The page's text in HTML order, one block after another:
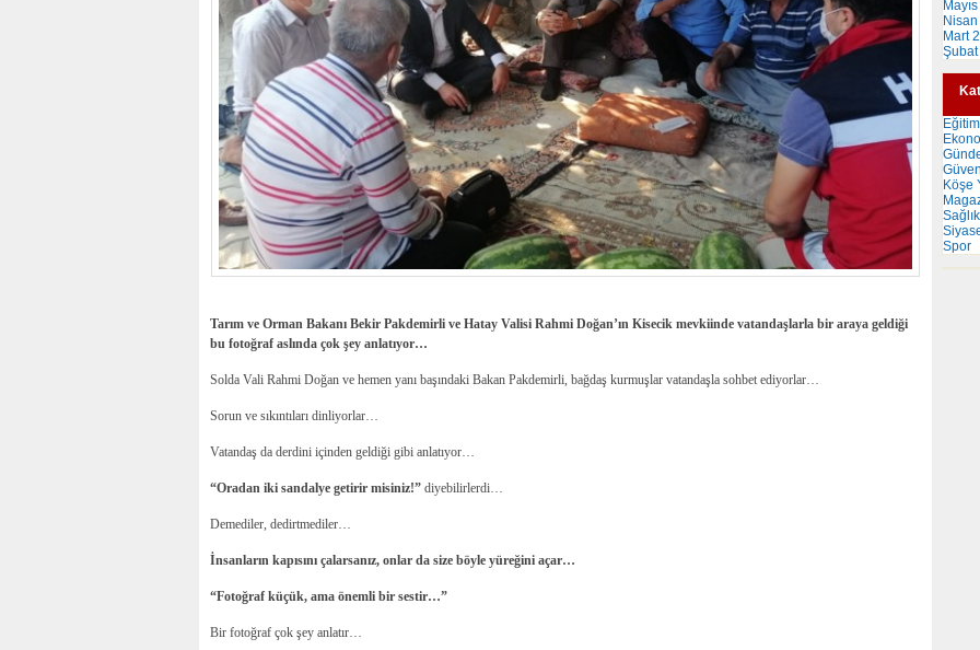
Tarım ve Orman Bakanı Bekir Pakdemirli ve Hatay Valisi Rahmi Doğan’ın Kisecik mevkiinde vatandaşlarla bir araya geldiği
bu fotoğraf aslında çok şey anlatıyor…
Solda Vali Rahmi Doğan ve hemen yanı başındaki Bakan Pakdemirli, bağdaş kurmuşlar vatandaşla sohbet ediyorlar…
Sorun ve sıkıntıları dinliyorlar…
Vatandaş da derdini içinden geldiği gibi anlatıyor…
“Oradan iki sandalye getirir misiniz!” diyebilirlerdi…
Demediler, dedirtmediler…
İnsanların kapısını çalarsanız, onlar da size böyle yüreğini açar…
“Fotoğraf küçük, ama önemli bir sestir…”
Bir fotoğraf çok şey anlatır…
Mart
Eğitim
Köşe
Sağlık
Spor